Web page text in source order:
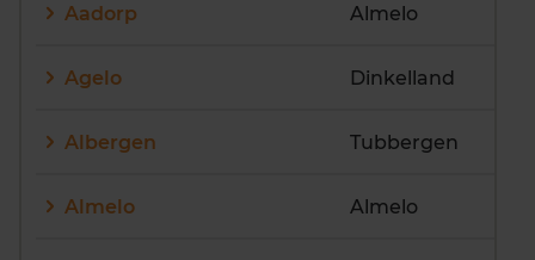
Q
R U
Aadorp Almelo
Agelo Dinkelland
Albergen Tubbergen
Almelo Almelo